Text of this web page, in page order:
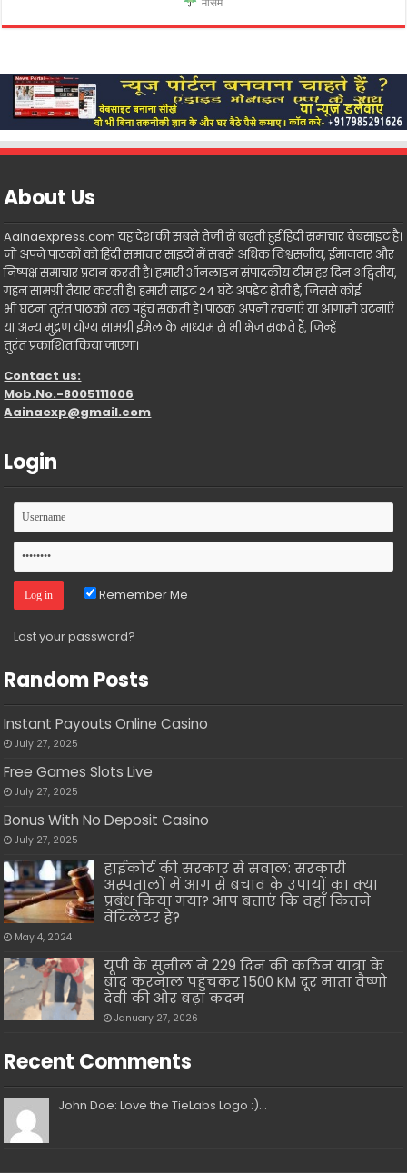
मौसम
About Us
Aainaexpress.com यह देश की सबसे तेजी से बढ़ती हुई हिंदी समाचार वेबसाइट है।
जो अपने पाठकों को हिंदी समाचार साइटों में सबसे अधिक विश्वसनीय, ईमानदार और
निष्पक्ष समाचार प्रदान करती है। हमारी ऑनलाइन संपादकीय टीम हर दिन अद्वितीय,
गहन सामग्री तैयार करती है। हमारी साइट 24 घंटे अपडेट होती है, जिससे कोई
भी घटना तुरंत पाठकों तक पहुंच सकती है। पाठक अपनी रचनाएँ या आगामी घटनाएँ
या अन्य मुद्रण योग्य सामग्री ईमेल के माध्यम से भी भेज सकते हैं, जिन्हें
तुरंत प्रकाशित किया जाएगा।
Contact us:
Mob.No.-8005111006
Aainaexp@gmail.com
Login
Remember Me
Lost your password?
Random Posts
Instant Payouts Online Casino
July 27, 2025
Free Games Slots Live
July 27, 2025
Bonus With No Deposit Casino
July 27, 2025
हाईकोर्ट की सरकार से सवाल: सरकारी
अस्पतालों में आग से बचाव के उपायों का क्या
प्रबंध किया गया? आप बताएं कि वहाँ कितने
वेंटिलेटर हैं?
May 4, 2024
यूपी के सुनील ने 229 दिन की कठिन यात्रा के
बाद करनाल पहुंचकर 1500 KM दूर माता वैष्णो
देवी की ओर बढ़ा कदम
January 27, 2026
Recent Comments
John Doe: Love the TieLabs Logo :)...